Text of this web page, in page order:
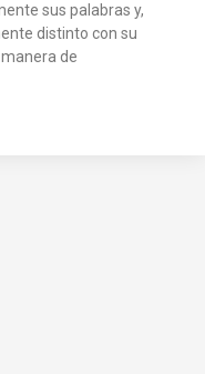
sus palabras y,
distinto con su
de